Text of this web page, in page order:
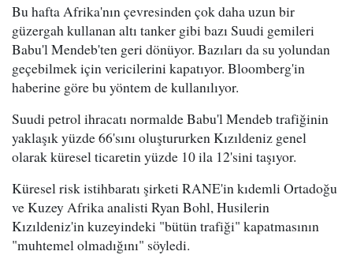
Bu hafta Afrika'nın çevresinden çok daha uzun bir
güzergah kullanan altı tanker gibi bazı Suudi gemileri
Babu'l Mendeb'ten geri dönüyor. Bazıları da su yolundan
geçebilmek için vericilerini kapatıyor. Bloomberg'in
haberine göre bu yöntem de kullanılıyor.
Suudi petrol ihracatı normalde Babu'l Mendeb trafiğinin
yaklaşık yüzde 66'sını oluştururken Kızıldeniz genel
olarak küresel ticaretin yüzde 10 ila 12'sini taşıyor.
Küresel risk istihbaratı şirketi RANE'in kıdemli Ortadoğu
ve Kuzey Afrika analisti Ryan Bohl, Husilerin
Kızıldeniz'in kuzeyindeki "bütün trafiği" kapatmasının
"muhtemel olmadığını" söyledi.